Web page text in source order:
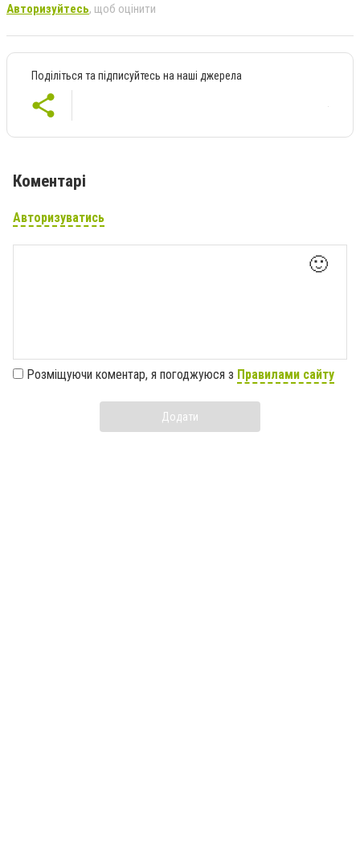
Авторизуйтесь, щоб оцінити
Поділіться та підписуйтесь на наші джерела
Коментарі
Авторизуватись
🙂
Розміщуючи коментар, я погоджуюся з Правилами сайту
Додати